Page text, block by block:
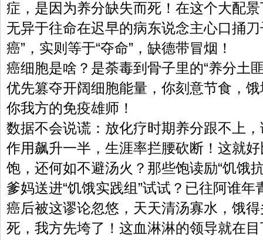
症，是因为养分缺失而死！在这个大配景
无异于往命在迟早的病东说念主心口捅
癌”，实则等于“夺命”，缺德带冒烟！
癌细胞是啥？是荼毒到骨子里的“养分土
优先篡夺开阔细胞能量，你刻意节食，
你我方的免疫雄师！
数据不会说谎：放化疗时期养分跟不上
作用飙升一半，生涯率拦腰砍断！这就
饱，还何如不避汤火？那些饱读励“饥饿
爹妈送进“饥饿实践组”试试？已往阿谁
癌后被这谬论忽悠，天天清汤寡水，饿
死，我方先垮了！这血淋淋的领导就在